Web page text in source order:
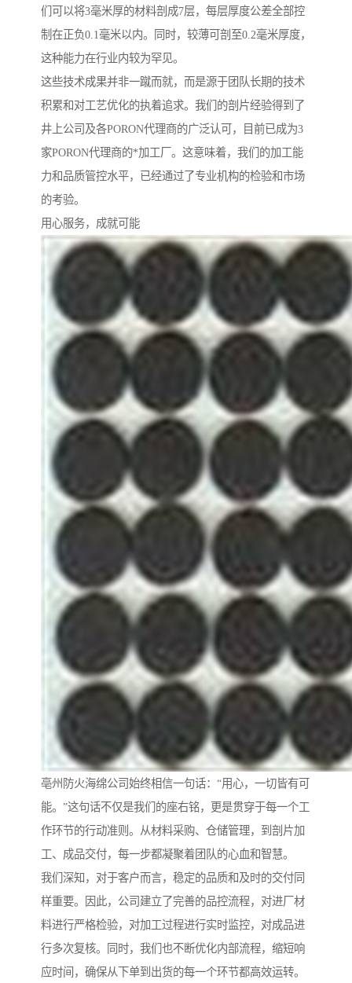
们可以将3毫米厚的材料剖成7层，每层厚度公差全部控
制在正负0.1毫米以内。同时，较薄可剖至0.2毫米厚度，
这种能力在行业内较为罕见。
这些技术成果并非一蹴而就，而是源于团队长期的技术
积累和对工艺优化的执着追求。我们的剖片经验得到了
井上公司及各PORON代理商的广泛认可，目前已成为3
家PORON代理商的*加工厂。这意味着，我们的加工能
力和品质管控水平，已经通过了专业机构的检验和市场
的考验。
用心服务，成就可能
亳州防火海绵公司始终相信一句话：“用心，一切皆有可
能。”这句话不仅是我们的座右铭，更是贯穿于每一个工
作环节的行动准则。从材料采购、仓储管理，到剖片加
工、成品交付，每一步都凝聚着团队的心血和智慧。
我们深知，对于客户而言，稳定的品质和及时的交付同
样重要。因此，公司建立了完善的品控流程，对进厂材
料进行严格检验，对加工过程进行实时监控，对成品进
行多次复核。同时，我们也不断优化内部流程，缩短响
应时间，确保从下单到出货的每一个环节都高效运转。